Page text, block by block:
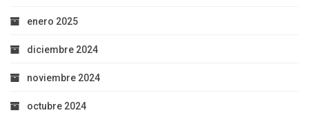
enero 2025
diciembre 2024
noviembre 2024
octubre 2024